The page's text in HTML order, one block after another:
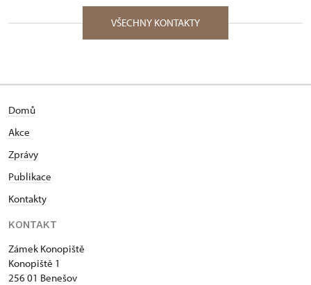
VŠECHNY KONTAKTY
Domů
Akce
Zprávy
Publikace
Kontakty
KONTAKT
Zámek Konopiště
Konopiště 1
256 01 Benešov